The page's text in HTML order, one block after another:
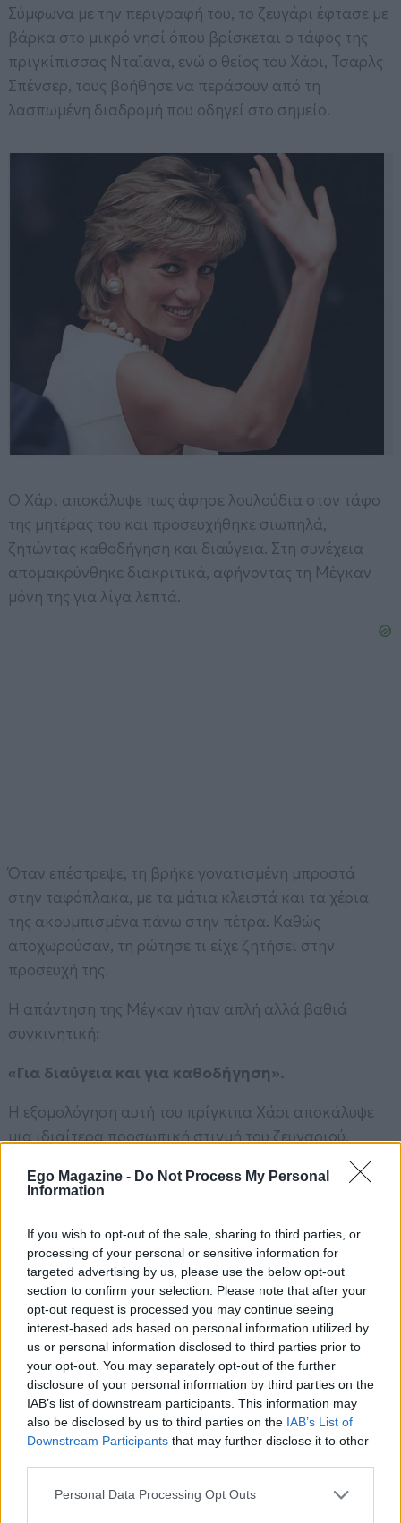
Ego Magazine - Do Not Process My Personal
Information
If you wish to opt-out of the sale, sharing to third parties, or
processing of your personal or sensitive information for
targeted advertising by us, please use the below opt-out
section to confirm your selection. Please note that after your
opt-out request is processed you may continue seeing
interest-based ads based on personal information utilized by
us or personal information disclosed to third parties prior to
your opt-out. You may separately opt-out of the further
disclosure of your personal information by third parties on the
IAB’s list of downstream participants. This information may
also be disclosed by us to third parties on the IAB’s List of
Downstream Participants that may further disclose it to other
Please note that this website/app uses one or more Google
Personal Data Processing Opt Outs
Σύμφωνα με την περιγραφή του, το ζευγάρι έφτασε με
βάρκα στο μικρό νησί όπου βρίσκεται ο τάφος της
πριγκίπισσας Νταϊάνα, ενώ ο θείος του Χάρι, Τσαρλς
Σπένσερ, τους βοήθησε να περάσουν από τη
λασπωμένη διαδρομή που οδηγεί στο σημείο.
Ο Χάρι αποκάλυψε πως άφησε λουλούδια στον τάφο
της μητέρας του και προσευχήθηκε σιωπηλά,
ζητώντας καθοδήγηση και διαύγεια. Στη συνέχεια
απομακρύνθηκε διακριτικά, αφήνοντας τη Μέγκαν
μόνη της για λίγα λεπτά.
Όταν επέστρεψε, τη βρήκε γονατισμένη μπροστά
στην ταφόπλακα, με τα μάτια κλειστά και τα χέρια
της ακουμπισμένα πάνω στην πέτρα. Καθώς
αποχωρούσαν, τη ρώτησε τι είχε ζητήσει στην
προσευχή της.
Η απάντηση της Μέγκαν ήταν απλή αλλά βαθιά
συγκινητική:
«Για διαύγεια και για καθοδήγηση».
Η εξομολόγηση αυτή του πρίγκιπα Χάρι αποκάλυψε
μια ιδιαίτερα προσωπική στιγμή του ζευγαριού,
παρουσία και η μνήμη της πριγκίπισσας Νταϊάνα στη
τους στο Althorp House μέσα στον Ιούλιο, θα
πρόκειται για ακόμη ένα ταξίδι με έντονο
συναισθηματικό συμβολισμό για τον μικρότερο γιο
της «πριγκίπισσας του λαού».